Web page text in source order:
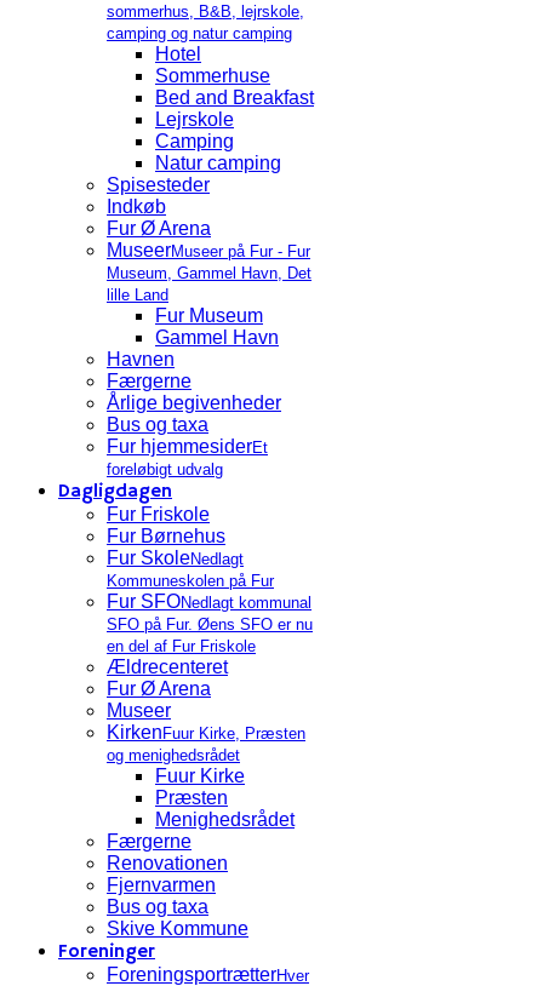
sommerhus, B&B, lejrskole,
camping og natur camping
Hotel
Sommerhuse
Bed and Breakfast
Lejrskole
Camping
Natur camping
Spisesteder
Indkøb
Fur Ø Arena
MuseerMuseer på Fur - Fur
Museum, Gammel Havn, Det
lille Land
Fur Museum
Gammel Havn
Havnen
Færgerne
Årlige begivenheder
Bus og taxa
Fur hjemmesiderEt
foreløbigt udvalg
Dagligdagen
Fur Friskole
Fur Børnehus
Fur SkoleNedlagt
Kommuneskolen på Fur
Fur SFONedlagt kommunal
SFO på Fur. Øens SFO er nu
en del af Fur Friskole
Ældrecenteret
Fur Ø Arena
Museer
Kirken Fuur Kirke, Præsten
og menighedsrådet
Fuur Kirke
Præsten
Menighedsrådet
Færgerne
Renovationen
Fjernvarmen
Bus og taxa
Skive Kommune
Foreninger
ForeningsportrætterHver